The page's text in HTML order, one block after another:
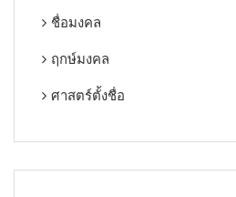
ชื่อมงคล
ฤกษ์มงคล
ศาสตร์ตั้งชื่อ